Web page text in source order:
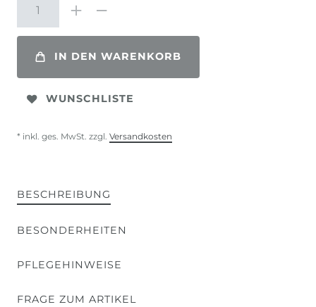
IN DEN WARENKORB
WUNSCHLISTE
* inkl. ges. MwSt. zzgl. Versandkosten
BESCHREIBUNG
BESONDERHEITEN
PFLEGEHINWEISE
FRAGE ZUM ARTIKEL